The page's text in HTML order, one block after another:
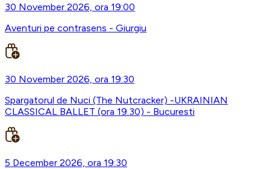
30 November 2026, ora 19:00
Aventuri pe contrasens - Giurgiu
30 November 2026, ora 19:30
Spargatorul de Nuci (The Nutcracker) -UKRAINIAN
CLASSICAL BALLET (ora 19.30) - Bucuresti
5 December 2026, ora 19:30